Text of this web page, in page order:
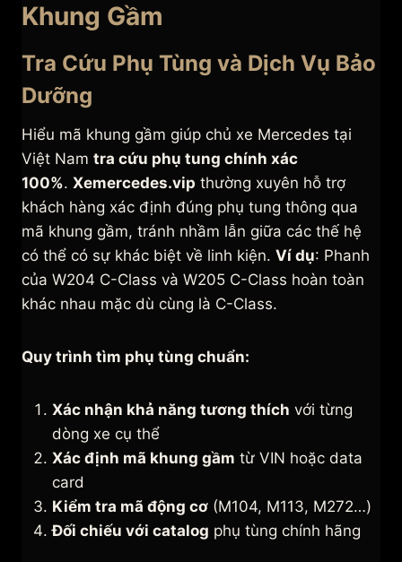
Khung Gầm
Tra Cứu Phụ Tùng và Dịch Vụ Bảo
Dưỡng
Hiểu mã khung gầm giúp chủ xe Mercedes tại
Việt Nam tra cứu phụ tung chính xác
100%. Xemercedes.vip thường xuyên hỗ trợ
khách hàng xác định đúng phụ tung thông qua
mã khung gầm, tránh nhầm lẫn giữa các thế hệ
có thể có sự khác biệt về linh kiện. Ví dụ: Phanh
của W204 C-Class và W205 C-Class hoàn toàn
khác nhau mặc dù cùng là C-Class.
Quy trình tìm phụ tùng chuẩn:
Xác nhận khả năng tương thích với từng
dòng xe cụ thể
Xác định mã khung gầm từ VIN hoặc data
card
Kiểm tra mã động cơ (M104, M113, M272…)
Đối chiếu với catalog phụ tùng chính hãng